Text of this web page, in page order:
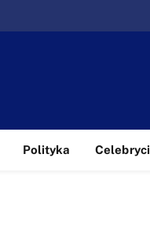
Polityka Celebryci